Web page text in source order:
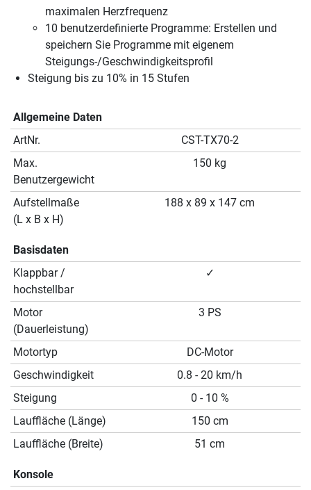
maximalen Herzfrequenz
10 benutzerdefinierte Programme: Erstellen und
speichern Sie Programme mit eigenem
Steigungs-/Geschwindigkeitsprofil
Steigung bis zu 10% in 15 Stufen
Allgemeine Daten
ArtNr.
CST-TX70-2
Max.
Benutzergewicht
150 kg
Aufstellmaße
(L x B x H)
188 x 89 x 147 cm
Basisdaten
Klappbar /
hochstellbar
✓
Motor
(Dauerleistung)
3 PS
Motortyp
DC-Motor
Geschwindigkeit
0.8 - 20 km/h
Steigung
0 - 10 %
Lauffläche (Länge)
150 cm
Lauffläche (Breite)
51 cm
Konsole